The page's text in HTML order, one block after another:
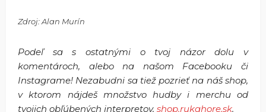
Zdroj: Alan Murín
Podeľ sa s ostatnými o tvoj názor dolu v
komentároch, alebo na našom Facebooku či
Instagrame! Nezabudni sa tiež pozrieť na náš shop,
v ktorom nájdeš množstvo hudby i merchu od
tvojich obľúbených interpretov, shop.rukahore.sk.